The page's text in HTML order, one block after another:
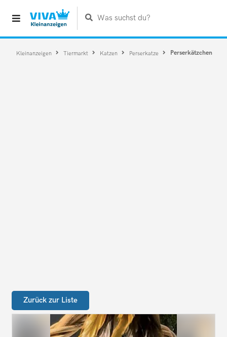
Was suchst du?
Kleinanzeigen Tiermarkt Katzen Perserkatze Perserkätzchen
Zurück zur Liste